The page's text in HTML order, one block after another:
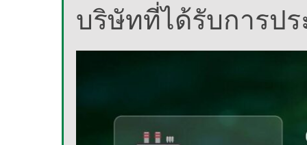
บริษัทที่ได้รับการป